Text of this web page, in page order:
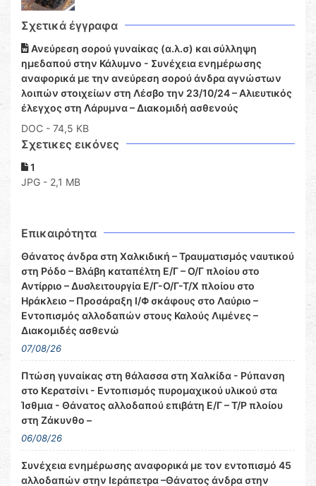
Σχετικά έγγραφα
Ανεύρεση σορού γυναίκας (α.λ.σ) και σύλληψη
ημεδαπού στην Κάλυμνο - Συνέχεια ενημέρωσης
αναφορικά με την ανεύρεση σορού άνδρα αγνώστων
λοιπών στοιχείων στη Λέσβο την 23/10/24 – Αλιευτικός
έλεγχος στη Λάρυμνα – Διακομιδή ασθενούς
DOC - 74,5 KB
Σχετικες εικόνες
1
JPG - 2,1 MB
Επικαιρότητα
Θάνατος άνδρα στη Χαλκιδική – Τραυματισμός ναυτικού
στη Ρόδο – Βλάβη καταπέλτη Ε/Γ – Ο/Γ πλοίου στο
Αντίρριο – Δυσλειτουργία Ε/Γ-Ο/Γ-Τ/Χ πλοίου στο
Ηράκλειο – Προσάραξη Ι/Φ σκάφους στο Λαύριο –
Εντοπισμός αλλοδαπών στους Καλούς Λιμένες –
Διακομιδές ασθενώ
07/08/26
Πτώση γυναίκας στη θάλασσα στη Χαλκίδα - Ρύπανση
στο Κερατσίνι - Εντοπισμός πυρομαχικού υλικού στα
Ίσθμια - Θάνατος αλλοδαπού επιβάτη Ε/Γ – Τ/Ρ πλοίου
στη Ζάκυνθο –
06/08/26
Συνέχεια ενημέρωσης αναφορικά με τον εντοπισμό 45
αλλοδαπών στην Ιεράπετρα –Θάνατος άνδρα στην